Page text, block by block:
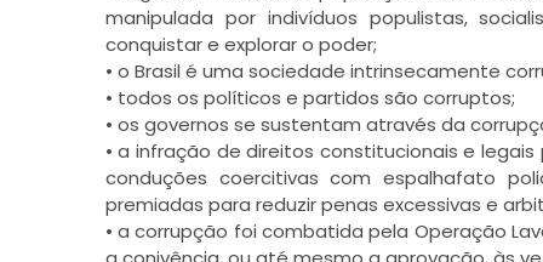
manipulada por indivíduos populistas,
conquistar e explorar o poder;
• o Brasil é uma sociedade intrinsecamente
• todos os políticos e partidos são corruptos;
• os governos se sustentam através da
• a infração de direitos constitucionais e
conduções coercitivas com espalhafato
premiadas para reduzir penas excessivas e
• a corrupção foi combatida pela Operação